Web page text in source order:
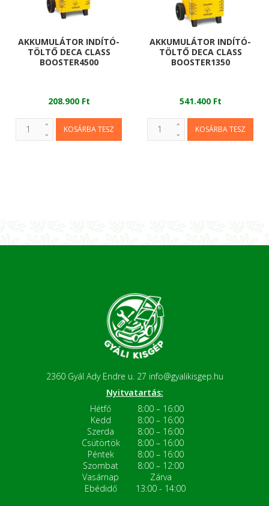
AKKUMULÁTOR INDÍTÓ-
TÖLTŐ DECA CLASS
BOOSTER4500
208.900 Ft
AKKUMULÁTOR INDÍTÓ-
TÖLTŐ DECA CLASS
BOOSTER1350
541.400 Ft
2360 Gyál Ady Endre u. 27 info@gyalikisgep.hu
Nyitvatartás:
Hétfő
8:00 – 16:00
Kedd
8:00 – 16:00
Szerda
8:00 – 16:00
Csütörtök
8:00 – 16:00
Péntek
8:00 – 16:00
Szombat
8:00 – 12:00
Vasárnap
Zárva
Ebédidő
13:00 - 14:00